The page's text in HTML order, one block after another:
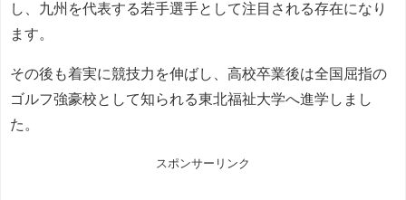
し、九州を代表する若手選手として注目される存在になり
ます。
その後も着実に競技力を伸ばし、高校卒業後は全国屈指の
ゴルフ強豪校として知られる東北福祉大学へ進学しまし
た。
スポンサーリンク